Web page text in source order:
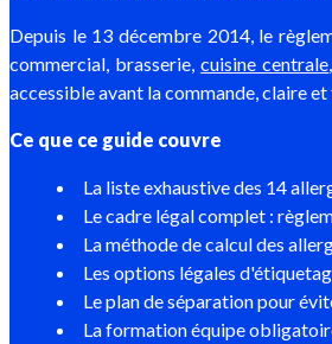
Depuis le 13 décembre 2014, le
commercial, brasserie,cuisine centrale
accessible avant la commande, claire
Ce que ce guide couvre
La liste exhaustive des 14
Le cadre légal complet :
La méthode de calcul des
Les options légales
Le plan de séparation pour
La formation équipe